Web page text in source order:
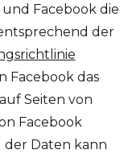
Facebook die
der
Facebook das
Seiten von
Facebook
der Daten kann